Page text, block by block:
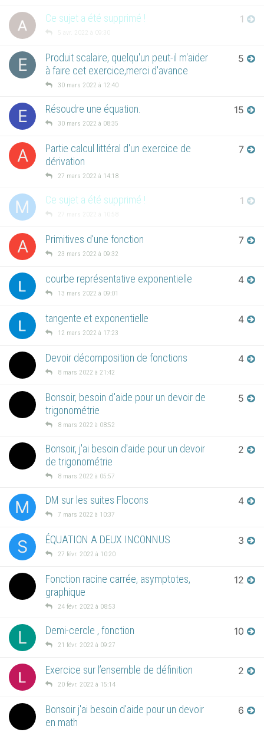
Ce sujet a été supprimé !
5 avr. 2022 à 09:30
1
E
Produit scalaire, quelqu'un peut-il m'aider
à faire cet exercice,merci d'avance
30 mars 2022 à 12:40
5
E Résoudre une équation.
30 mars 2022 à 08:35
15
A
Partie calcul littéral d'un exercice de
dérivation
27 mars 2022 à 14:18
7
M Ce sujet a été supprimé !
27 mars 2022 à 10:58
1
A Primitives d'une fonction
23 mars 2022 à 09:32
7
courbe représentative exponentielle
13 mars 2022 à 09:01
4
tangente et exponentielle
12 mars 2022 à 17:23
4
Devoir décomposition de fonctions
8 mars 2022 à 21:42
4
Bonsoir, besoin d'aide pour un devoir de
trigonométrie
8 mars 2022 à 08:52
5
Bonsoir, j'ai besoin d'aide pour un devoir
de trigonométrie
8 mars 2022 à 05:57
2
M DM sur les suites Flocons
7 mars 2022 à 10:37
4
S ÉQUATION A DEUX INCONNUS
27 févr. 2022 à 10:20
3
Fonction racine carrée, asymptotes,
graphique
24 févr. 2022 à 08:53
12
L Demi-cercle , fonction
21 févr. 2022 à 09:27
10
Exercice sur l’ensemble de définition
20 févr. 2022 à 15:14
2
Bonsoir j'ai besoin d'aide pour un devoir
en math
6